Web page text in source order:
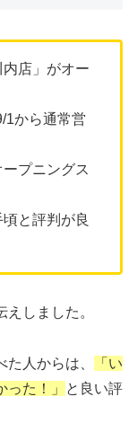
内店」がオー
1から通常営
プニングス
と評判が良
しました。
人からは、
「い
た！」
と良い評